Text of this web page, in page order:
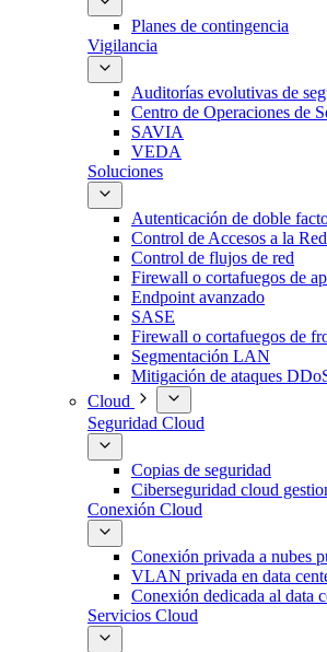
Planes de contingencia
Vigilancia
Auditorías evolutivas de
Centro de Operaciones de
SAVIA
VEDA
Soluciones
Autenticación de doble
Control de Accesos a la
Control de flujos de red
Firewall o cortafuegos de
Endpoint avanzado
SASE
Firewall o cortafuegos de
Segmentación LAN
Mitigación de ataques
Cloud
Seguridad Cloud
Copias de seguridad
Ciberseguridad cloud
Conexión Cloud
Conexión privada a nubes
VLAN privada en data
Conexión dedicada al data
Servicios Cloud